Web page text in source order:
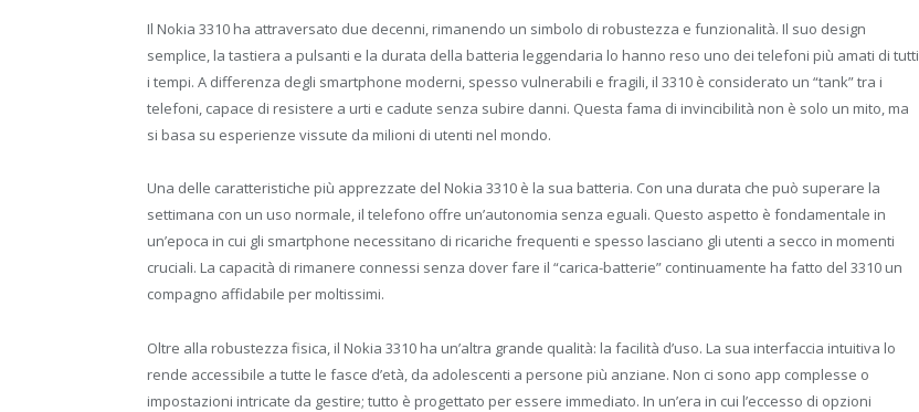
Il Nokia 3310 ha attraversato due decenni, rimanendo un simbolo di robustezza e funzionalità. Il suo design
semplice, la tastiera a pulsanti e la durata della batteria leggendaria lo hanno reso uno dei telefoni più amati di tutti
i tempi. A differenza degli smartphone moderni, spesso vulnerabili e fragili, il 3310 è considerato un “tank” tra i
telefoni, capace di resistere a urti e cadute senza subire danni. Questa fama di invincibilità non è solo un mito, ma
si basa su esperienze vissute da milioni di utenti nel mondo.
Una delle caratteristiche più apprezzate del Nokia 3310 è la sua batteria. Con una durata che può superare la
settimana con un uso normale, il telefono offre un’autonomia senza eguali. Questo aspetto è fondamentale in
un’epoca in cui gli smartphone necessitano di ricariche frequenti e spesso lasciano gli utenti a secco in momenti
cruciali. La capacità di rimanere connessi senza dover fare il “carica-batterie” continuamente ha fatto del 3310 un
compagno affidabile per moltissimi.
Oltre alla robustezza fisica, il Nokia 3310 ha un’altra grande qualità: la facilità d’uso. La sua interfaccia intuitiva lo
rende accessibile a tutte le fasce d’età, da adolescenti a persone più anziane. Non ci sono app complesse o
impostazioni intricate da gestire; tutto è progettato per essere immediato. In un’era in cui l’eccesso di opzioni